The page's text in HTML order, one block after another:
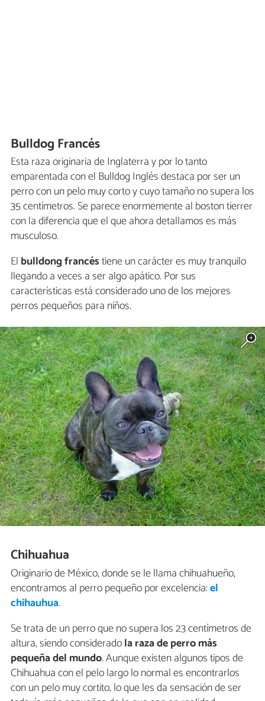
Bulldog Francés
Esta raza originaria de Inglaterra y por lo tanto
emparentada con el Bulldog Inglés destaca por ser un
perro con un pelo muy corto y cuyo tamaño no supera los
35 centímetros. Se parece enormemente al boston tierrer
con la diferencia que el que ahora detallamos es más
musculoso.
El bulldong francéstiene un carácter es muy tranquilo
llegando a veces a ser algo apático. Por sus
características está considerado uno de los mejores
perros pequeños para niños.
Chihuahua
Originario de México, donde se le llama chihuahueño,
encontramos al perro pequeño por excelencia:el
chihauhua.
Se trata de un perro que no supera los 23 centímetros de
altura, siendo consideradola raza de perro más
pequeña del mundo. Aunque existen algunos tipos de
Chihuahua con el pelo largo lo normal es encontrarlos
con un pelo muy cortito, lo que les da sensación de ser